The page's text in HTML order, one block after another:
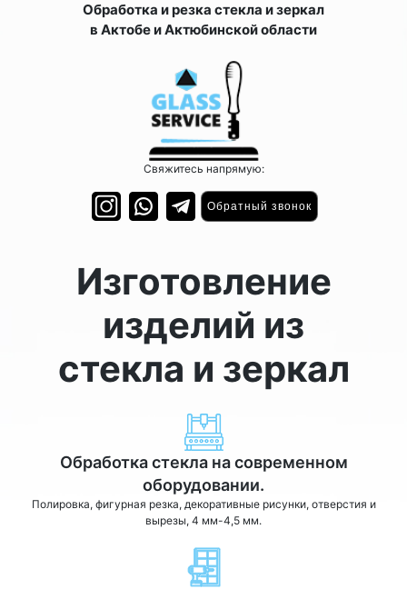
Обработка и резка стекла и зеркал
в Актобе и Актюбинской области
Свяжитесь напрямую:
Обратный звонок
Изготовление
изделий из
стекла и зеркал
Обработка стекла на современном
оборудовании.
Полировка, фигурная резка, декоративные рисунки, отверстия и
вырезы, 4 мм-4,5 мм.